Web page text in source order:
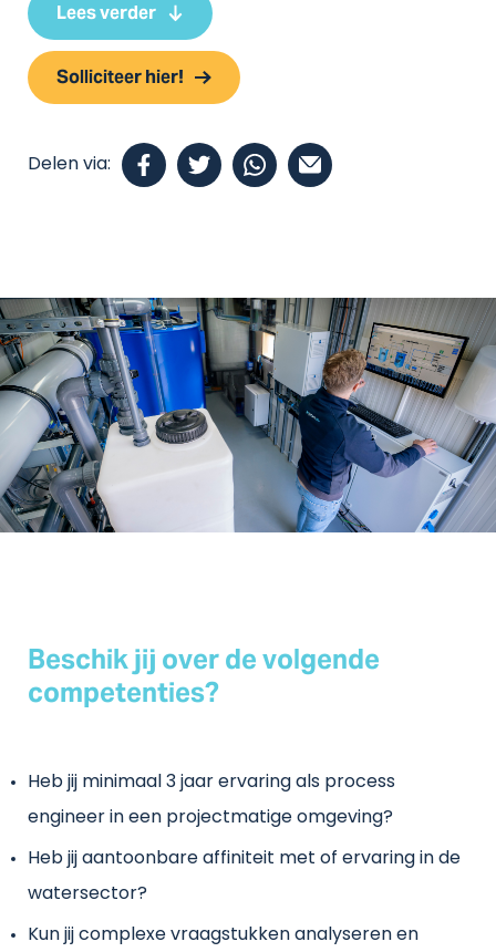
Lees verder
Solliciteer hier!
Delen via:
Beschik jij over de volgende
competenties?
Heb jij minimaal 3 jaar ervaring als process
engineer in een projectmatige omgeving?
Heb jij aantoonbare affiniteit met of ervaring in de
watersector?
Kun jij complexe vraagstukken analyseren en